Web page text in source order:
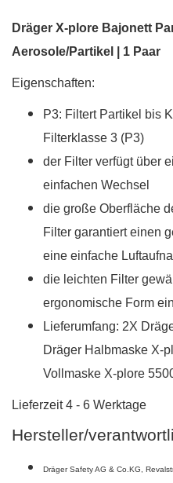
Dräger X-plore Bajonett
Aerosole/Partikel | 1 Paar
Eigenschaften:
P3: Filtert Partikel bis
Filterklasse 3 (P3)
der Filter verfügt über
einfachen Wechsel
die große Oberfläche
Filter garantiert einen
eine einfache
die leichten Filter
ergonomische Form
Lieferumfang: 2X
Dräger Halbmaske X-
Vollmaske X-plore
Lieferzeit 4 - 6 Werktage
Hersteller/
Dräger Safety AG & Co.KG